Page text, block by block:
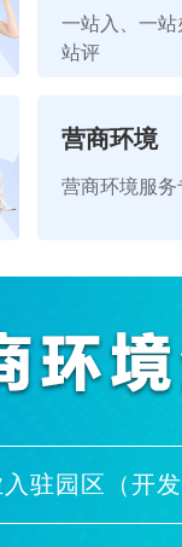
一站入、一
站评
营商环境
营商环境服务
驻园区（开